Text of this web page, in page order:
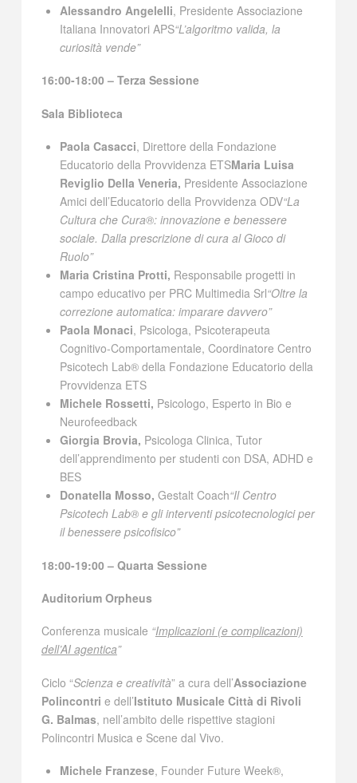
Alessandro Angelelli, Presidente Associazione
Italiana Innovatori APS“L’algoritmo valida, la
curiosità vende”
16:00-18:00 – Terza Sessione
Sala Biblioteca
Paola Casacci, Direttore della Fondazione
Educatorio della Provvidenza ETSMaria Luisa
Reviglio Della Veneria, Presidente Associazione
Amici dell’Educatorio della Provvidenza ODV“La
Cultura che Cura®: innovazione e benessere
sociale. Dalla prescrizione di cura al Gioco di
Ruolo”
Maria Cristina Protti, Responsabile progetti in
campo educativo per PRC Multimedia Srl“Oltre la
correzione automatica: imparare davvero”
Paola Monaci, Psicologa, Psicoterapeuta
Cognitivo-Comportamentale, Coordinatore Centro
Psicotech Lab® della Fondazione Educatorio della
Provvidenza ETS
Michele Rossetti, Psicologo, Esperto in Bio e
Neurofeedback
Giorgia Brovia, Psicologa Clinica, Tutor
dell’apprendimento per studenti con DSA, ADHD e
BES
Donatella Mosso,Gestalt Coach“Il Centro
Psicotech Lab® e gli interventi psicotecnologici per
il benessere psicofisico”
18:00-19:00 – Quarta Sessione
Auditorium Orpheus
Conferenza musicale “Implicazioni (e complicazioni)
dell’AI agentica”
Ciclo “Scienza e creatività” a cura dell’Associazione
Polincontri e dell’Istituto Musicale Città di Rivoli
G. Balmas, nell’ambito delle rispettive stagioni
Polincontri Musica e Scene dal Vivo.
Michele Franzese, Founder Future Week®,